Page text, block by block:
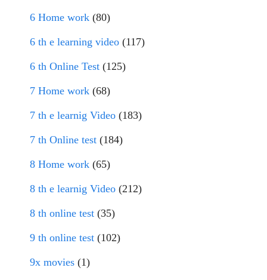
6 Home work (80)
6 th e learning video (117)
6 th Online Test (125)
7 Home work (68)
7 th e learnig Video (183)
7 th Online test (184)
8 Home work (65)
8 th e learnig Video (212)
8 th online test (35)
9 th online test (102)
9x movies (1)